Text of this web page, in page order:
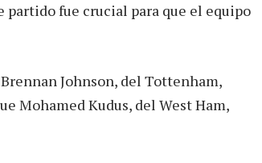
partido fue crucial para que el equipo
Johnson, del Tottenham,
Mohamed Kudus, del West Ham,